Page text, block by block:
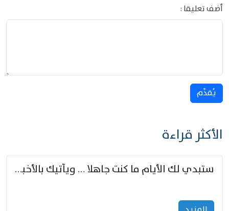
أضف تعليقا :
يُقدِّم
الأكثر قراءة
ستبدي لك الأيام ما كنت جاهلا … ويأتيك بالأخبار من لم تزوّد